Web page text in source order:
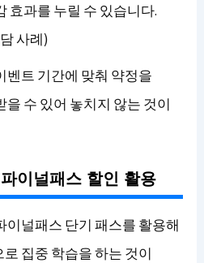
효과를 누릴 수 있습니다.
사례)
벤트 기간에 맞춰 약정을
수 있어 놓치지 않는 것이
이널패스 할인 활용
이널패스 단기 패스를 활용해
집중 학습을 하는 것이